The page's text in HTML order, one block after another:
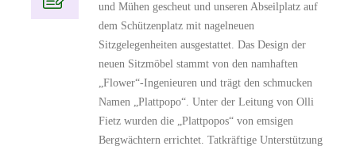
und Mühen gescheut und unseren Abseilplatz auf
dem Schützenplatz mit nagelneuen
Sitzgelegenheiten ausgestattet. Das Design der
neuen Sitzmöbel stammt von den namhaften
„Flower“-Ingenieuren und trägt den schmucken
Namen „Plattpopo“. Unter der Leitung von Olli
Fietz wurden die „Plattpopos“ von emsigen
Bergwächtern errichtet. Tatkräftige Unterstützung